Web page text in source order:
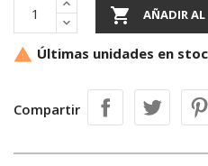
 AÑADIR AL
 Últimas unidades en
Compartir